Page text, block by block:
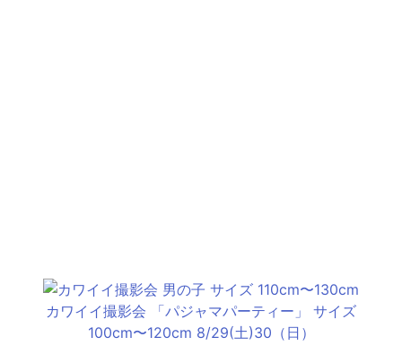
カワイイ撮影会 「パジャマパーティー」 サイズ
100cm〜120cm 8/29(土)30（日）